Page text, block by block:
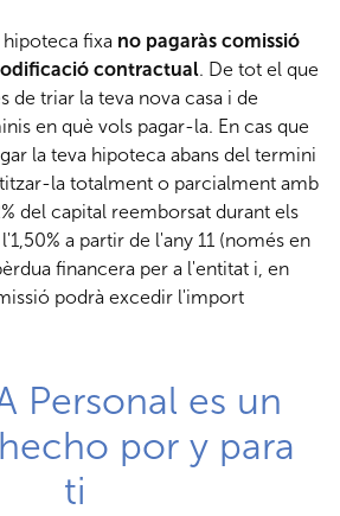
hipoteca fixa no pagaràs comissió
contractual. De tot el que
de triar la teva nova casa i de
en què vols pagar-la. En cas que
la teva hipoteca abans del termini
la totalment o parcialment amb
del capital reemborsat durant els
a partir de l'any 11 (només en
financera per a l'entitat i, en
podrà excedir l'import
Personal es un
por y para
ti